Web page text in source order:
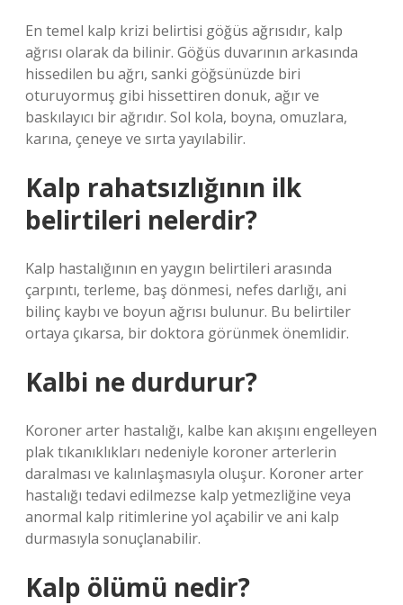
En temel kalp krizi belirtisi göğüs ağrısıdır, kalp
ağrısı olarak da bilinir. Göğüs duvarının arkasında
hissedilen bu ağrı, sanki göğsünüzde biri
oturuyormuş gibi hissettiren donuk, ağır ve
baskılayıcı bir ağrıdır. Sol kola, boyna, omuzlara,
karına, çeneye ve sırta yayılabilir.
Kalp rahatsızlığının ilk
belirtileri nelerdir?
Kalp hastalığının en yaygın belirtileri arasında
çarpıntı, terleme, baş dönmesi, nefes darlığı, ani
bilinç kaybı ve boyun ağrısı bulunur. Bu belirtiler
ortaya çıkarsa, bir doktora görünmek önemlidir.
Kalbi ne durdurur?
Koroner arter hastalığı, kalbe kan akışını engelleyen
plak tıkanıklıkları nedeniyle koroner arterlerin
daralması ve kalınlaşmasıyla oluşur. Koroner arter
hastalığı tedavi edilmezse kalp yetmezliğine veya
anormal kalp ritimlerine yol açabilir ve ani kalp
durmasıyla sonuçlanabilir.
Kalp ölümü nedir?